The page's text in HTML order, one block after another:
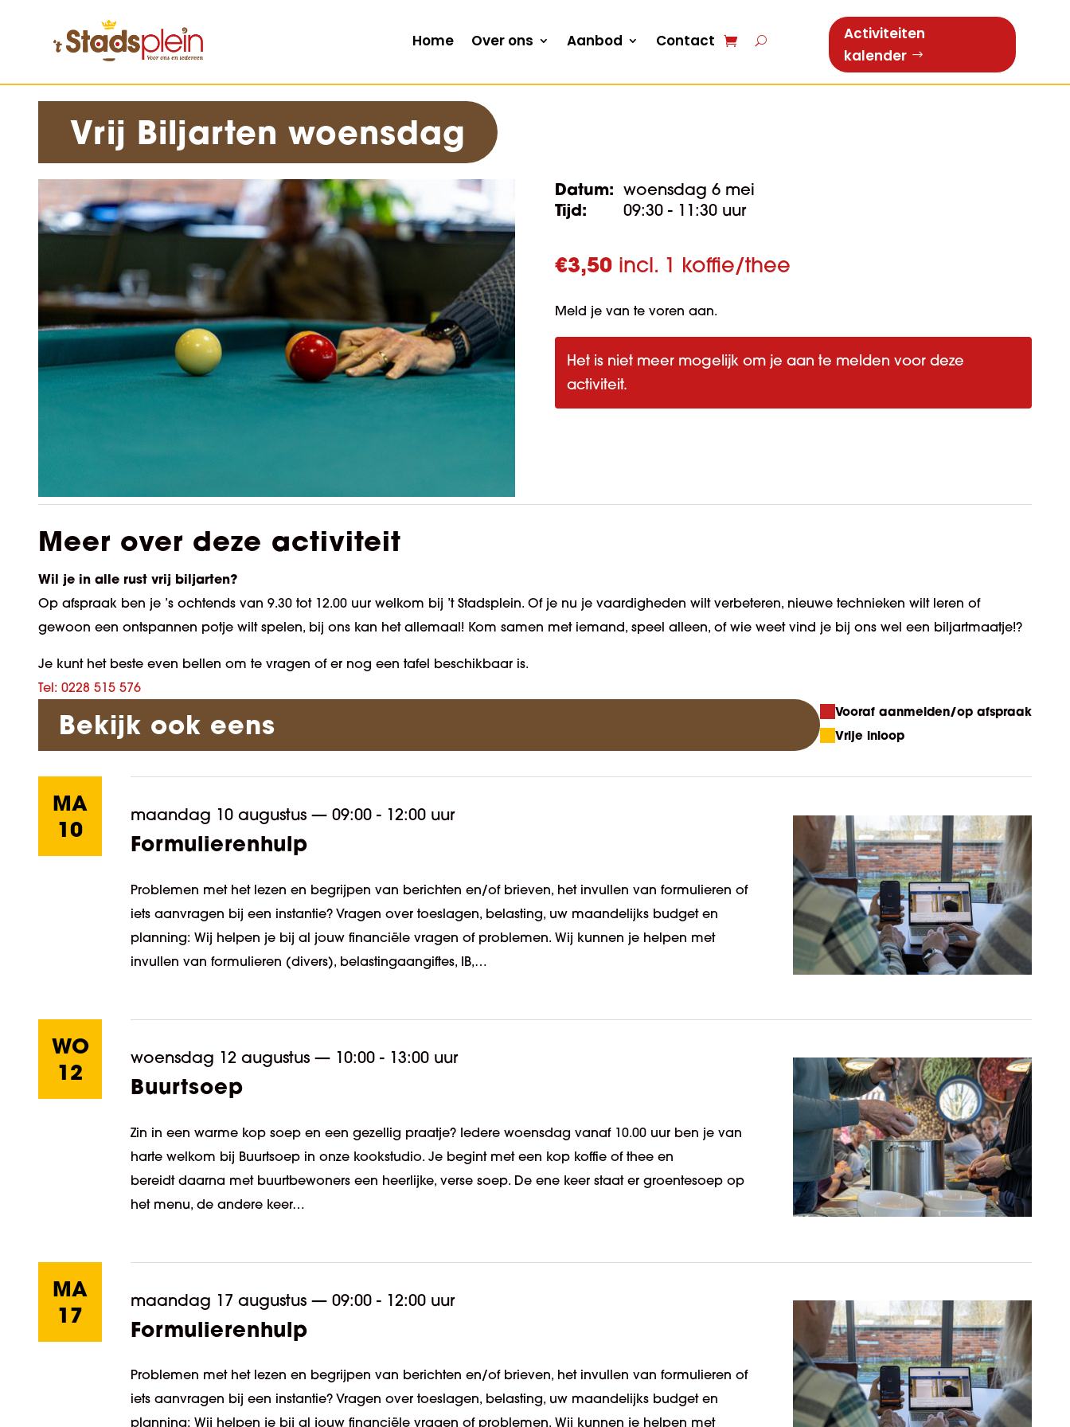
Home Over ons Aanbod Contact
Activiteiten
kalender
Vrij Biljarten woensdag
Datum: woensdag 6 mei
Tijd: 09:30 - 11:30 uur
€3,50incl. 1 koffie/thee
Meld je van te voren aan.
Het is niet meer mogelijk om je aan te melden voor deze
activiteit.
Meer over deze activiteit
Wil je in alle rust vrij biljarten?
Op afspraak ben je ’s ochtends van 9.30 tot 12.00 uur welkom bij ’t Stadsplein. Of je nu je vaardigheden wilt verbeteren, nieuwe technieken wilt leren of
gewoon een ontspannen potje wilt spelen, bij ons kan het allemaal! Kom samen met iemand, speel alleen, of wie weet vind je bij ons wel een biljartmaatje!?
Je kunt het beste even bellen om te vragen of er nog een tafel beschikbaar is.
Tel: 0228 515 576
Bekijk ook eens
Vooraf aanmelden/op afspraak
Vrije inloop
MA
10
maandag 10 augustus — 09:00 - 12:00 uur
Formulierenhulp
Problemen met het lezen en begrijpen van berichten en/of brieven, het invullen van formulieren of
iets aanvragen bij een instantie? Vragen over toeslagen, belasting, uw maandelijks budget en
planning: Wij helpen je bij al jouw financiële vragen of problemen. Wij kunnen je helpen met
invullen van formulieren (divers), belastingaangiftes, IB,…
WO
12
woensdag 12 augustus — 10:00 - 13:00 uur
Buurtsoep
Zin in een warme kop soep en een gezellig praatje? Iedere woensdag vanaf 10.00 uur ben je van
harte welkom bij Buurtsoep in onze kookstudio. Je begint met een kop koffie of thee en
bereidt daarna met buurtbewoners een heerlijke, verse soep. De ene keer staat er groentesoep op
het menu, de andere keer…
MA
17
maandag 17 augustus — 09:00 - 12:00 uur
Formulierenhulp
Problemen met het lezen en begrijpen van berichten en/of brieven, het invullen van formulieren of
iets aanvragen bij een instantie? Vragen over toeslagen, belasting, uw maandelijks budget en
planning: Wij helpen je bij al jouw financiële vragen of problemen. Wij kunnen je helpen met